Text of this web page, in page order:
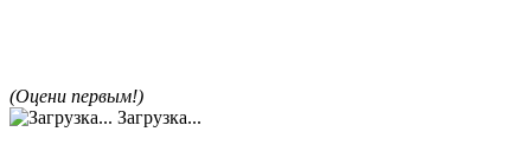
(Оцени первым!)
Загрузка...